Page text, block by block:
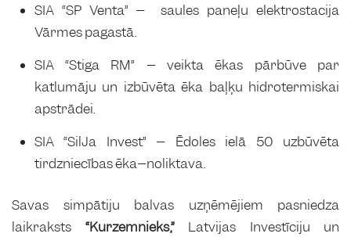
SIA “SP Venta” – saules paneļu elektrostacija
Vārmes pagastā.
SIA “Stiga RM” – veikta ēkas pārbūve par
katlumāju un izbūvēta ēka baļķu hidrotermiskai
apstrādei.
SIA “SilJa Invest” – Ēdoles ielā 50 uzbūvēta
tirdzniecības ēka–noliktava.
Savas simpātiju balvas uzņēmējiem pasniedza
laikraksts “Kurzemnieks,”Latvijas Investīciju un